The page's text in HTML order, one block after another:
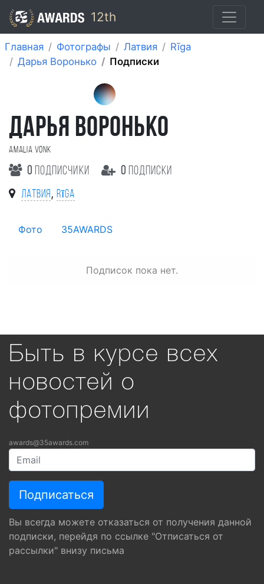
12th
Главная Фотографы Латвия
Rīga
Дарья Воронько
Подписки
ДАРЬЯ ВОРОНЬКО
Amalia Vonk
0 подписчики 0 подписки
Латвия , Rīga
Фото 35AWARDS
Подписок пока нет.
Быть в курсе всех
новостей о
фотопремии
awards@35awards.com
Вы всегда можете отказаться от получения данной
подписки, перейдя по ссылке "Отписаться от
рассылки" внизу письма